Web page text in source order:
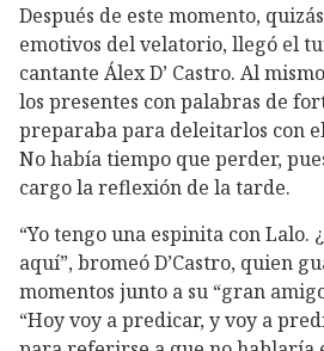
Después de este momento,
emotivos del velatorio, llegó el
cantante Álex D’ Castro. Al
los presentes con palabras de
preparaba para deleitarlos con
No había tiempo que perder,
cargo la reflexión de la tarde.
“Yo tengo una espinita con Lalo.
aquí”, bromeó D’Castro, quien
momentos junto a su “gran
“Hoy voy a predicar, y voy a